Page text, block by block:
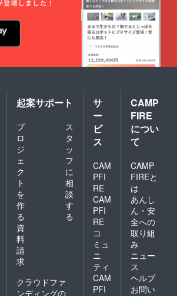
起案サポート
プ
ロ
ジ
ェ
ク
ト
を
作
る
ス
タ
ッ
フ
に
相
談
す
る
資
料
請
求
クラウドファ
ンディングの
サ
ー
ビ
ス
CAM
PFI
RE
CAM
PFI
RE
コ
ミュ
ニ
ティ
CAM
PFI
CAMP
FIRE
につい
て
CAMP
FIREと
は
あんし
ん・安
全への
取り組
み
ニュー
ス
ヘルプ
お問い